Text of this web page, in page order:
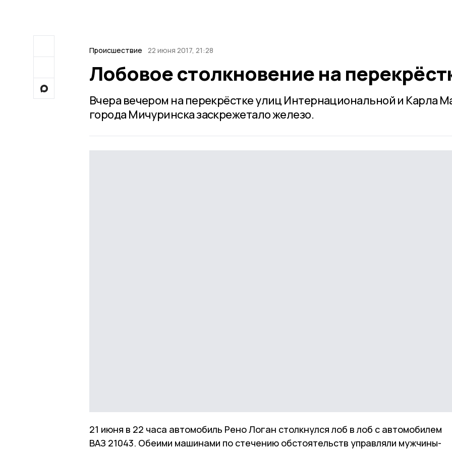
Происшествие 22 июня 2017, 21:28
Лобовое столкновение на
Вчера вечером на перекрёстке улиц Интернациональной и Карла
города Мичуринска заскрежетало железо.
21 июня в 22 часа автомобиль Рено Логан столкнулся лоб в лоб с автомобилем
ВАЗ 21043. Обеими машинами по стечению обстоятельств управляли мужчины-